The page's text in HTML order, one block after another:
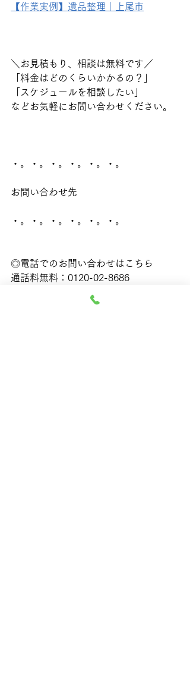
【作業実例】遺品整理｜上尾市
＼お見積もり、相談は無料です／
「料金はどのくらいかかるの？」
「スケジュールを相談したい」
などお気軽にお問い合わせください。
・。・。・。・。・。・。
お問い合わせ先
・。・。・。・。・。・。
◎電話でのお問い合わせはこちら
通話料無料：0120-02-8686
無料メールフォームはこちら